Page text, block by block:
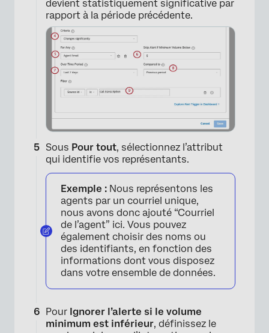
devient statistiquement significative par
rapport à la période précédente.
Sous Pour tout, sélectionnez l’attribut
qui identifie vos représentants.
Exemple : Nous représentons les
agents par un courriel unique,
nous avons donc ajouté “Courriel
de l’agent” ici. Vous pouvez
également choisir des noms ou
des identifiants, en fonction des
informations dont vous disposez
dans votre ensemble de données.
Pour Ignorer l’alerte si le volume
minimum est inférieur, définissez le